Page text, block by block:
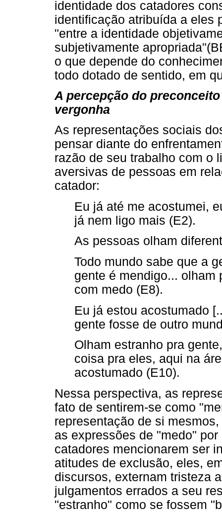
identidade dos catadores
identificação atribuída a eles
"entre a identidade
subjetivamente
o que depende do
todo dotado de sentido, em
A percepção do
vergonha
As representações sociais
pensar diante do
razão de seu trabalho com o
aversivas de pessoas em
catador:
Eu já até me acostumei,
já nem ligo mais (E2).
As pessoas olham
Todo mundo sabe que a
gente é mendigo... olham
com medo (E8).
Eu já estou acostumado
gente fosse de outro
Olham estranho pra
coisa pra eles, aqui na
acostumado (E10).
Nessa perspectiva, as
fato de sentirem-se como
representação de si
as expressões de "medo"
catadores mencionarem ser
atitudes de exclusão, eles,
discursos, externam tristeza
julgamentos errados a seu
"estranho" como se fossem